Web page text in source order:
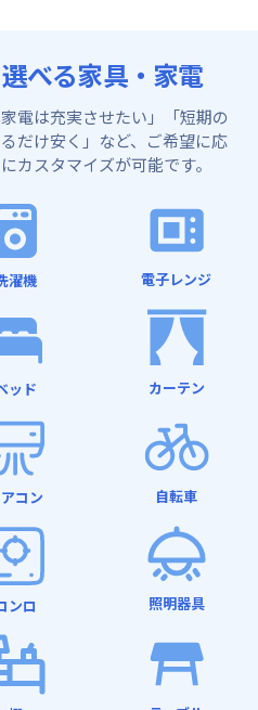
べる家具・家電
電は充実させたい」「短期の
だけ安く」など、 ご希望に応
カスタマイズが可能です。
濯機 電子レンジ
ッド カーテン
コン 自転車
ンロ 照明器具